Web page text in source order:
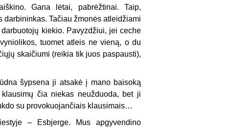
Gana lėtai, pabrėžtinai. Taip,
Tačiau žmonės atleidžiami
kiekio. Pavyzdžiui, jei ceche
tuomet atleis ne vieną, o du
skaičiumi (reikia tik juos paspausti),
šypsena ji atsakė į mano baisoką
čia niekas neužduoda, bet ji
su provokuojančiais klausimais…
– Esbjerge. Mus apgyvendino